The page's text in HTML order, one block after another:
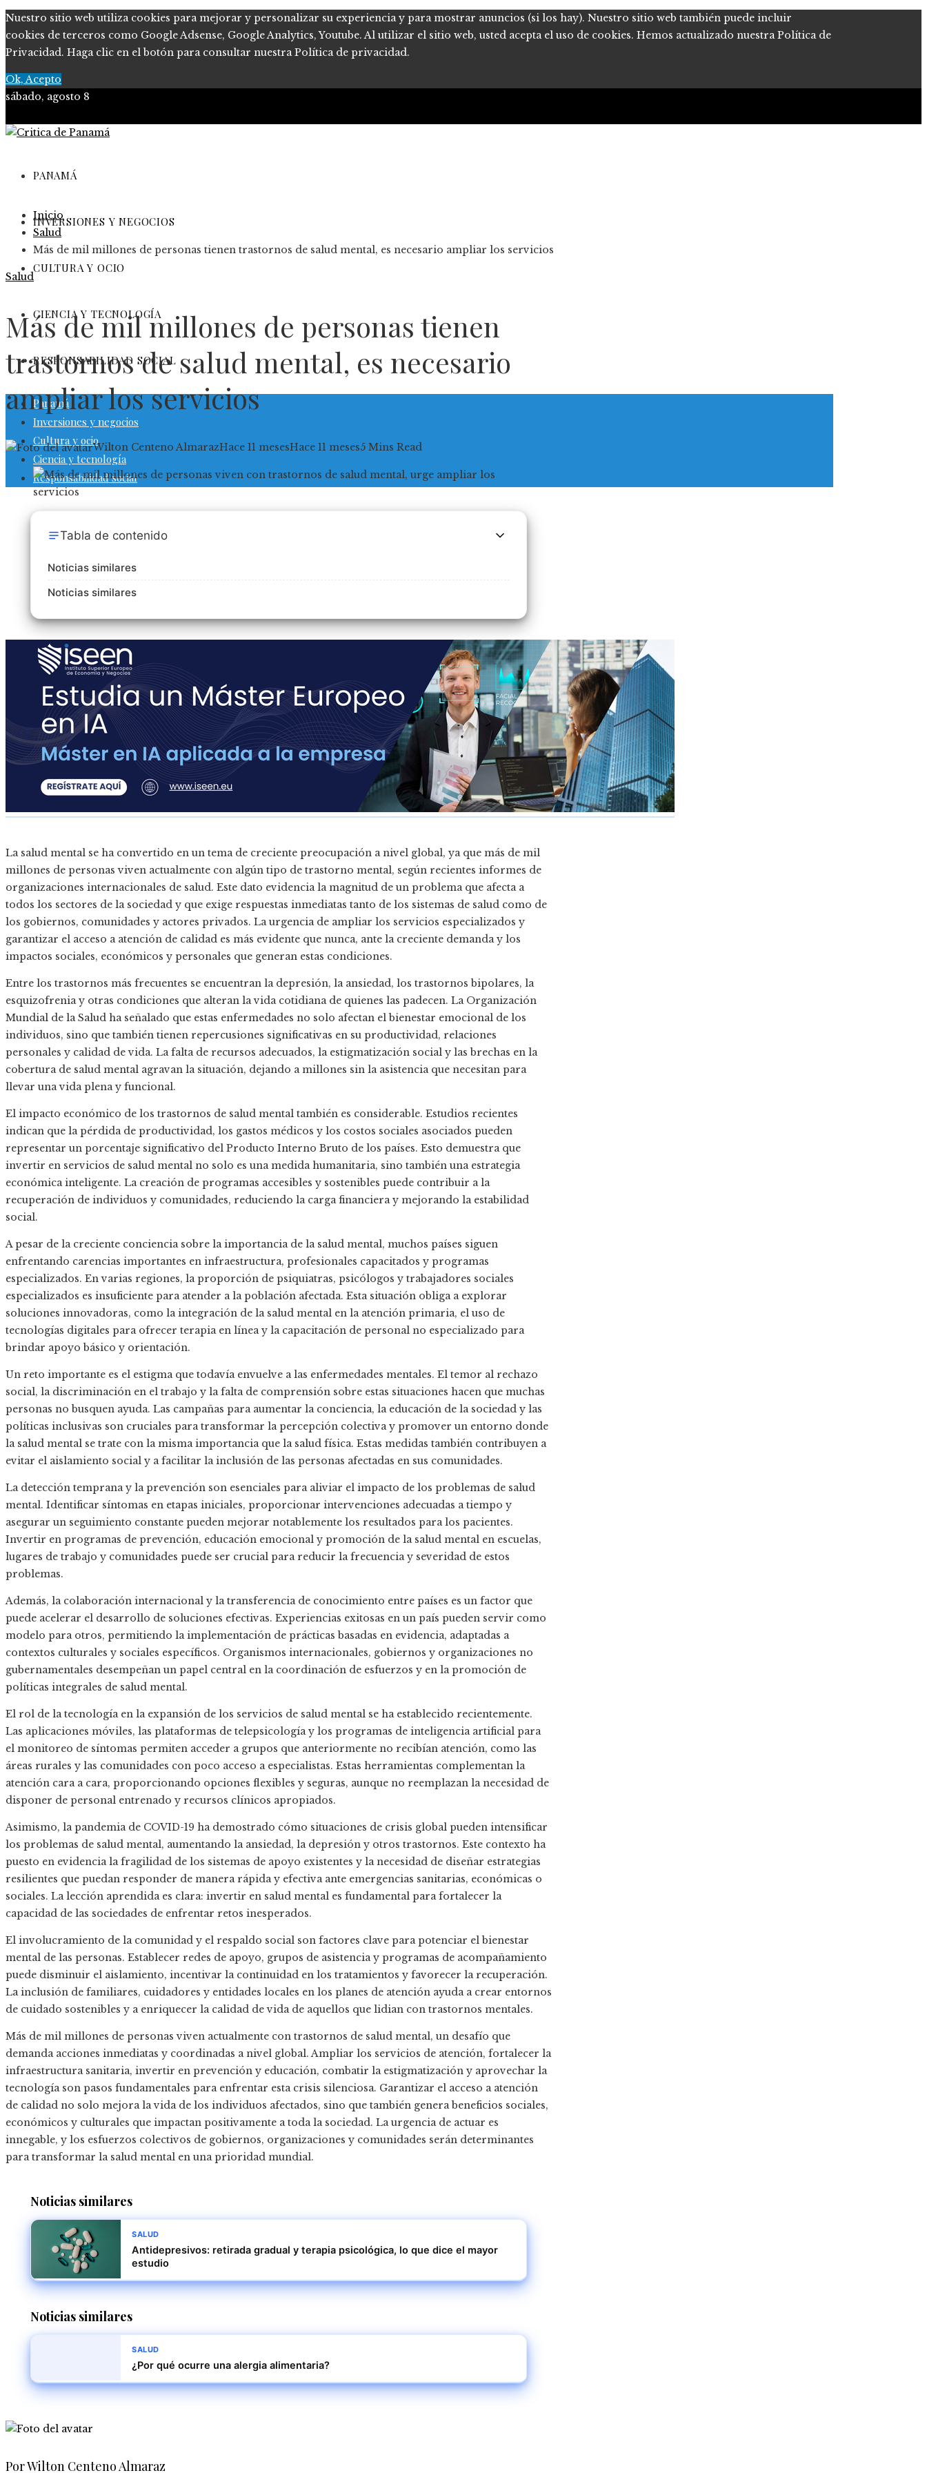
Nuestro sitio web utiliza cookies para mejorar y personalizar su experiencia y para mostrar anuncios (si los hay). Nuestro sitio web también puede incluir
cookies de terceros como Google Adsense, Google Analytics, Youtube. Al utilizar el sitio web, usted acepta el uso de cookies. Hemos actualizado nuestra Política de
Privacidad. Haga clic en el botón para consultar nuestra Política de privacidad.
Ok, Acepto
sábado, agosto 8
PANAMÁ
INVERSIONES Y NEGOCIOS
CULTURA Y OCIO
CIENCIA Y TECNOLOGÍA
RESPONSABILIDAD SOCIAL
Panamá
Inversiones y negocios
Cultura y ocio
Ciencia y tecnología
Responsabilidad social
Inicio
Salud
Más de mil millones de personas tienen trastornos de salud mental, es necesario ampliar los servicios
Salud
Más de mil millones de personas tienen
trastornos de salud mental, es necesario
ampliar los servicios
Wilton Centeno AlmarazHace 11 mesesHace 11 meses5 Mins Read
Tabla de contenido
Noticias similares
Noticias similares
La salud mental se ha convertido en un tema de creciente preocupación a nivel global, ya que más de mil
millones de personas viven actualmente con algún tipo de trastorno mental, según recientes informes de
organizaciones internacionales de salud. Este dato evidencia la magnitud de un problema que afecta a
todos los sectores de la sociedad y que exige respuestas inmediatas tanto de los sistemas de salud como de
los gobiernos, comunidades y actores privados. La urgencia de ampliar los servicios especializados y
garantizar el acceso a atención de calidad es más evidente que nunca, ante la creciente demanda y los
impactos sociales, económicos y personales que generan estas condiciones.
Entre los trastornos más frecuentes se encuentran la depresión, la ansiedad, los trastornos bipolares, la
esquizofrenia y otras condiciones que alteran la vida cotidiana de quienes las padecen. La Organización
Mundial de la Salud ha señalado que estas enfermedades no solo afectan el bienestar emocional de los
individuos, sino que también tienen repercusiones significativas en su productividad, relaciones
personales y calidad de vida. La falta de recursos adecuados, la estigmatización social y las brechas en la
cobertura de salud mental agravan la situación, dejando a millones sin la asistencia que necesitan para
llevar una vida plena y funcional.
El impacto económico de los trastornos de salud mental también es considerable. Estudios recientes
indican que la pérdida de productividad, los gastos médicos y los costos sociales asociados pueden
representar un porcentaje significativo del Producto Interno Bruto de los países. Esto demuestra que
invertir en servicios de salud mental no solo es una medida humanitaria, sino también una estrategia
económica inteligente. La creación de programas accesibles y sostenibles puede contribuir a la
recuperación de individuos y comunidades, reduciendo la carga financiera y mejorando la estabilidad
social.
A pesar de la creciente conciencia sobre la importancia de la salud mental, muchos países siguen
enfrentando carencias importantes en infraestructura, profesionales capacitados y programas
especializados. En varias regiones, la proporción de psiquiatras, psicólogos y trabajadores sociales
especializados es insuficiente para atender a la población afectada. Esta situación obliga a explorar
soluciones innovadoras, como la integración de la salud mental en la atención primaria, el uso de
tecnologías digitales para ofrecer terapia en línea y la capacitación de personal no especializado para
brindar apoyo básico y orientación.
Un reto importante es el estigma que todavía envuelve a las enfermedades mentales. El temor al rechazo
social, la discriminación en el trabajo y la falta de comprensión sobre estas situaciones hacen que muchas
personas no busquen ayuda. Las campañas para aumentar la conciencia, la educación de la sociedad y las
políticas inclusivas son cruciales para transformar la percepción colectiva y promover un entorno donde
la salud mental se trate con la misma importancia que la salud física. Estas medidas también contribuyen a
evitar el aislamiento social y a facilitar la inclusión de las personas afectadas en sus comunidades.
La detección temprana y la prevención son esenciales para aliviar el impacto de los problemas de salud
mental. Identificar síntomas en etapas iniciales, proporcionar intervenciones adecuadas a tiempo y
asegurar un seguimiento constante pueden mejorar notablemente los resultados para los pacientes.
Invertir en programas de prevención, educación emocional y promoción de la salud mental en escuelas,
lugares de trabajo y comunidades puede ser crucial para reducir la frecuencia y severidad de estos
problemas.
Además, la colaboración internacional y la transferencia de conocimiento entre países es un factor que
puede acelerar el desarrollo de soluciones efectivas. Experiencias exitosas en un país pueden servir como
modelo para otros, permitiendo la implementación de prácticas basadas en evidencia, adaptadas a
contextos culturales y sociales específicos. Organismos internacionales, gobiernos y organizaciones no
gubernamentales desempeñan un papel central en la coordinación de esfuerzos y en la promoción de
políticas integrales de salud mental.
El rol de la tecnología en la expansión de los servicios de salud mental se ha establecido recientemente.
Las aplicaciones móviles, las plataformas de telepsicología y los programas de inteligencia artificial para
el monitoreo de síntomas permiten acceder a grupos que anteriormente no recibían atención, como las
áreas rurales y las comunidades con poco acceso a especialistas. Estas herramientas complementan la
atención cara a cara, proporcionando opciones flexibles y seguras, aunque no reemplazan la necesidad de
disponer de personal entrenado y recursos clínicos apropiados.
Asimismo, la pandemia de COVID-19 ha demostrado cómo situaciones de crisis global pueden intensificar
los problemas de salud mental, aumentando la ansiedad, la depresión y otros trastornos. Este contexto ha
puesto en evidencia la fragilidad de los sistemas de apoyo existentes y la necesidad de diseñar estrategias
resilientes que puedan responder de manera rápida y efectiva ante emergencias sanitarias, económicas o
sociales. La lección aprendida es clara: invertir en salud mental es fundamental para fortalecer la
capacidad de las sociedades de enfrentar retos inesperados.
El involucramiento de la comunidad y el respaldo social son factores clave para potenciar el bienestar
mental de las personas. Establecer redes de apoyo, grupos de asistencia y programas de acompañamiento
puede disminuir el aislamiento, incentivar la continuidad en los tratamientos y favorecer la recuperación.
La inclusión de familiares, cuidadores y entidades locales en los planes de atención ayuda a crear entornos
de cuidado sostenibles y a enriquecer la calidad de vida de aquellos que lidian con trastornos mentales.
Más de mil millones de personas viven actualmente con trastornos de salud mental, un desafío que
demanda acciones inmediatas y coordinadas a nivel global. Ampliar los servicios de atención, fortalecer la
infraestructura sanitaria, invertir en prevención y educación, combatir la estigmatización y aprovechar la
tecnología son pasos fundamentales para enfrentar esta crisis silenciosa. Garantizar el acceso a atención
de calidad no solo mejora la vida de los individuos afectados, sino que también genera beneficios sociales,
económicos y culturales que impactan positivamente a toda la sociedad. La urgencia de actuar es
innegable, y los esfuerzos colectivos de gobiernos, organizaciones y comunidades serán determinantes
para transformar la salud mental en una prioridad mundial.
Noticias similares
SALUD
Antidepresivos: retirada gradual y terapia psicológica, lo que dice el mayor
estudio
Noticias similares
SALUD
¿Por qué ocurre una alergia alimentaria?
Por Wilton Centeno Almaraz